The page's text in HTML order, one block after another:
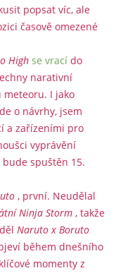
popsat víc, ale
časově omezené
High se vrací do
narativní
I jako
o návrhy, jsem
a zařízeními pro
vyprávění
spuštěn 15.
, první. Neudělal
Ninja Storm , takže
Naruto x Boruto
během dnešního
momenty z